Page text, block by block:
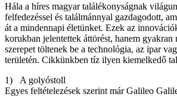
Hála a híres magyar találékonyságnak
felfedezéssel és találmánnyal gazdagodott,
át a mindennapi életünket. Ezek az
korukban jelentettek áttörést, hanem gyakran
szerepet töltenek be a technológia, az ipar
területén. Cikkünkben tíz ilyen kiemelkedő
1) A golyóstoll
Egyes feltételezések szerint már Galileo